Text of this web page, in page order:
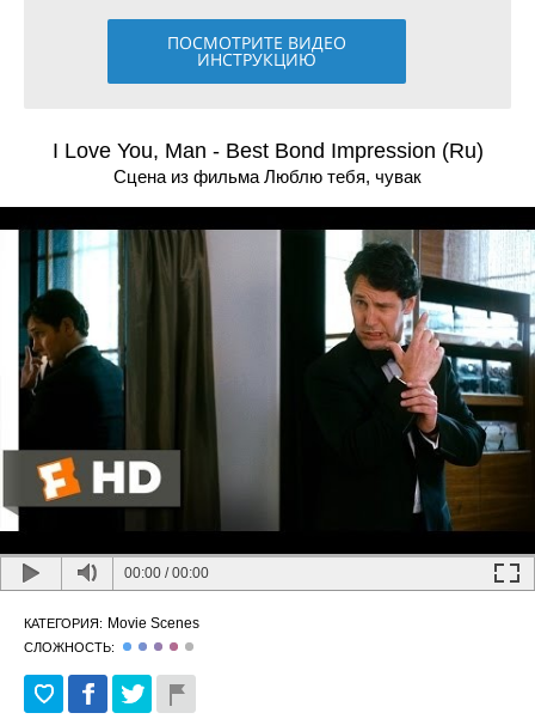
ПОСМОТРИТЕ ВИДЕО
ИНСТРУКЦИЮ
I Love You, Man - Best Bond Impression (Ru)
Сцена из фильма Люблю тебя, чувак
00:00 /00:00
КАТЕГОРИЯ: Movie Scenes
СЛОЖНОСТЬ: